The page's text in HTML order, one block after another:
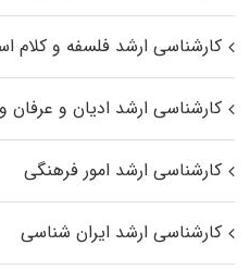
کارشناسی ارشد فلسفه و کلام
کارشناسی ارشد ادیان و
کارشناسی ارشد امور فرهنگی
کارشناسی ارشد ایران شناسی